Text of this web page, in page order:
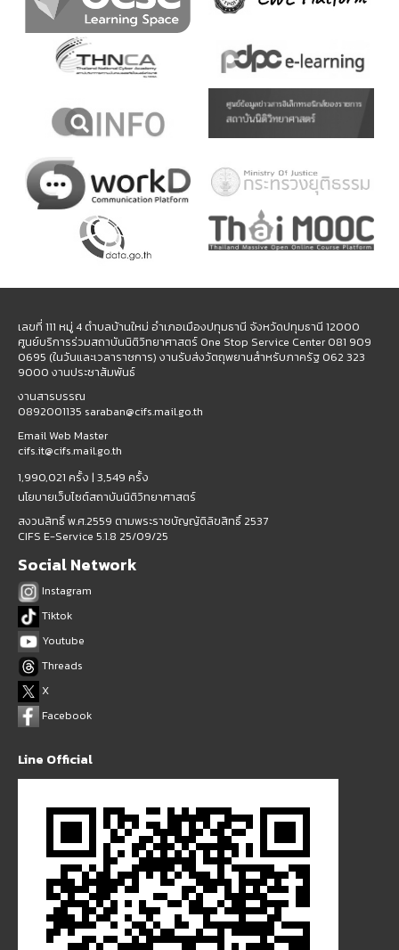
เลขที่ 111 หมู่ 4 ตำบลบ้านใหม่ อำเภอเมืองปทุมธานี จังหวัดปทุมธานี 12000
ศูนย์บริการร่วมสถาบันนิติวิทยาศาสตร์ One Stop Service Center 081 909
0695 (ในวันและเวลาราชการ) งานรับส่งวัตถุพยานสำหรับภาครัฐ 062 323
9000 งานประชาสัมพันธ์
งานสารบรรณ
0892001135 saraban@cifs.mail.go.th
Email Web Master
cifs.it@cifs.mail.go.th
1,990,021 ครั้ง | 3,549 ครั้ง
นโยบายเว็บไซต์สถาบันนิติวิทยาศาสตร์
สงวนสิทธิ์ พ.ศ.2559 ตามพระราชบัญญัติลิขสิทธิ์ 2537
CIFS E-Service 5.1.8 25/09/25
Social Network
Instagram
Tiktok
Youtube
Threads
X
Facebook
Line Official